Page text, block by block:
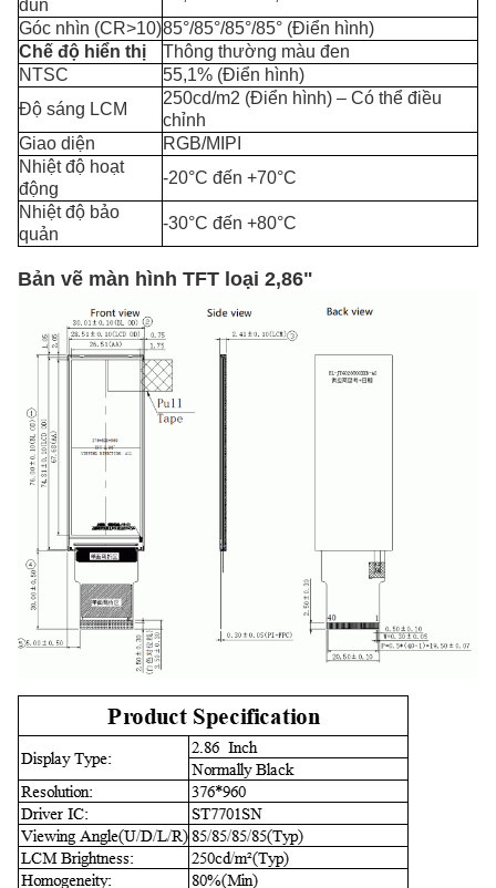
đun
Góc nhìn (CR>10)85°/85°/85°/85° (Điển hình)
Chế độ hiển thị
Thông thường màu đen
NTSC
55,1% (Điển hình)
Độ sáng LCM
250cd/m2 (Điển hình) – Có thể điều
chỉnh
Giao diện
RGB/MIPI
Nhiệt độ hoạt
động
-20°C đến +70°C
Nhiệt độ bảo
quản
-30°C đến +80°C
Bản vẽ màn hình TFT loại 2,86"